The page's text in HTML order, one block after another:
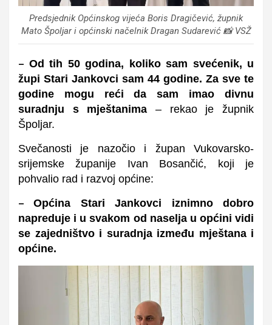
Predsjednik Općinskog vijeća Boris Dragičević, župnik
Mato Špoljar i općinski načelnik Dragan Sudarević 📸 VSŽ
– Od tih 50 godina, koliko sam svećenik, u
župi Stari Jankovci sam 44 godine. Za sve te
godine mogu reći da sam imao divnu
suradnju s mještanima – rekao je župnik
Špoljar.
Svečanosti je nazočio i župan Vukovarsko-
srijemske županije Ivan Bosančić, koji je
pohvalio rad i razvoj općine:
–Općina Stari Jankovci iznimno dobro
napreduje i u svakom od naselja u općini vidi
se zajedništvo i suradnja između mještana i
općine.